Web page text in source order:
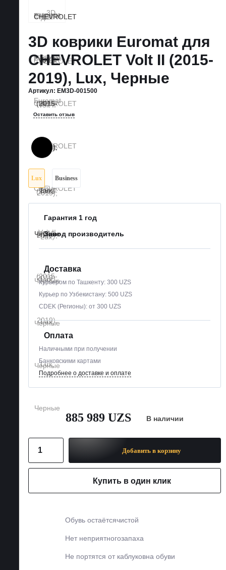
3D коврики Euromat для
CHEVROLET Volt II (2015-
2019), Lux, Черные
Артикул: EM3D-001500
Оставить отзыв
Lux Business
Гарантия 1 год
Завод производитель
Доставка
Курьером по Ташкенту: 300 UZS
Курьер по Узбекистану: 500 UZS
CDEK (Регионы): от 300 UZS
Оплата
Наличными при получении
Банковскими картами
Подробнее о доставке и оплате
885 989 UZS В наличии
Добавить в корзину
Купить в один клик
Обувь остаётсячистой
Нет неприятногозапаха
Не портятся от каблуковна обуви